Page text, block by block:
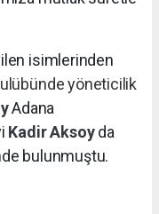
isimlerinden
yöneticilik
Adana
Kadir Aksoyda
bulunmuştu.